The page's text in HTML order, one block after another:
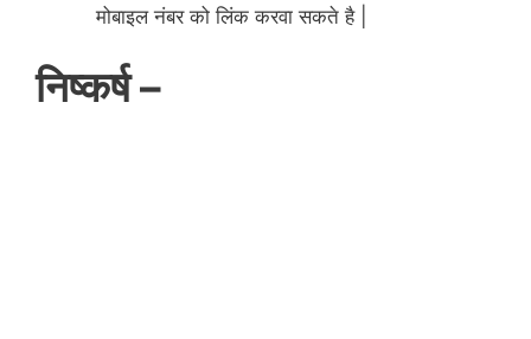
मोबाइल नंबर को लिंक करवा सकते है |
निष्कर्ष –